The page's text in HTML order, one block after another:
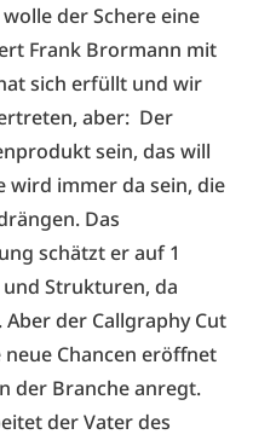
der Schere eine
Frank Brormann mit
sich erfüllt und wir
aber: Der
sein, das will
wird immer da sein, die
Das
schätzt er auf 1
Strukturen, da
der Callgraphy Cut
Chancen eröffnet
der Branche anregt.
der Vater des